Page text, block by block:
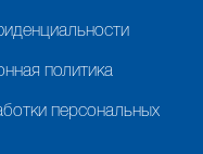
политика
персональных